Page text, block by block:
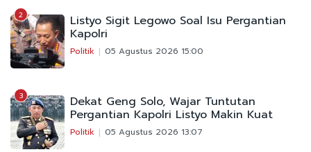
2 Listyo Sigit Legowo Soal Isu Pergantian
Kapolri
Politik 05 Agustus 2026 15:00
3 Dekat Geng Solo, Wajar Tuntutan
Pergantian Kapolri Listyo Makin Kuat
Politik 05 Agustus 2026 13:07